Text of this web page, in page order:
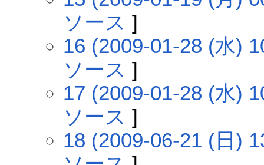
ソース ]
16 (2009-01-28 (水)
ソース ]
17 (2009-01-28 (水)
ソース ]
18 (2009-06-21 (日)